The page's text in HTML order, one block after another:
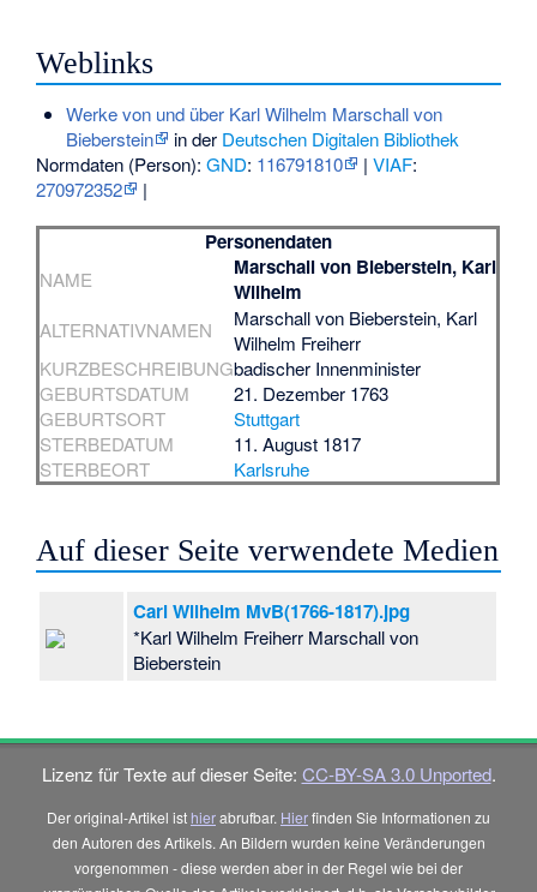
Weblinks
Werke von und über Karl Wilhelm Marschall von
Bieberstein
in der Deutschen Digitalen Bibliothek
Normdaten (Person):GND: 116791810 |VIAF:
270972352
|
Personendaten
NAME
Marschall von Bieberstein, Karl
Wilhelm
ALTERNATIVNAMEN
Marschall von Bieberstein, Karl
Wilhelm Freiherr
KURZBESCHREIBUNGbadischer Innenminister
GEBURTSDATUM
21. Dezember 1763
GEBURTSORT
Stuttgart
STERBEDATUM
11. August 1817
STERBEORT
Karlsruhe
Auf dieser Seite verwendete Medien
Carl Wilhelm MvB(1766-1817).jpg
*Karl Wilhelm Freiherr Marschall von
Bieberstein
Lizenz für Texte auf dieser Seite: CC-BY-SA 3.0 Unported.
Der original-Artikel ist hierabrufbar. Hierfinden Sie Informationen zu
den Autoren des Artikels. An Bildern wurden keine Veränderungen
vorgenommen - diese werden aber in der Regel wie bei der